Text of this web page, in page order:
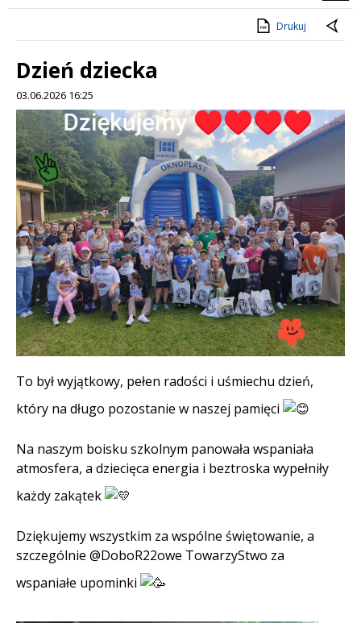
Drukuj
Dzień dziecka
03.06.2026 16:25
Treść
To był wyjątkowy, pełen radości i uśmiechu dzień,
który na długo pozostanie w naszej pamięci
Na naszym boisku szkolnym panowała wspaniała
atmosfera, a dziecięca energia i beztroska wypełniły
każdy zakątek
Dziękujemy wszystkim za wspólne świętowanie, a
szczególnie @DoboR22owe TowarzyStwo za
wspaniałe upominki